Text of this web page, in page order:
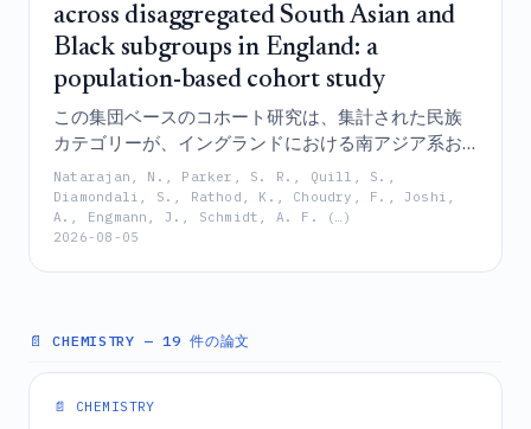
across disaggregated South Asian and
Black subgroups in England: a
population-based cohort study
この集団ベースのコホート研究は、集計された民族
カテゴリーが、イングランドにおける南アジア系お
よび黒人サブグループ間の早発性冠動脈疾患リスク
における顕著な性別特異的な格差を覆い隠してお
り、バングラデシュ系男性が最も高いリスクに直面
していること、および現在のスクリーニングプログ
ラムは、これら高リスク群を効果的に標的とするに
Natarajan, N., Parker, S. R., Quill, S.,
Diamondali, S., Rathod, K., Choudry, F., Joshi,
A., Engmann, J., Schmidt, A. F. (…)
2026-08-05
📄 CHEMISTRY — 19 件の論文
📄 CHEMISTRY